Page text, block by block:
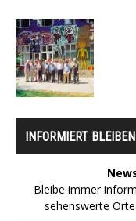
INFORMIERT BLEIBEN
Bleibe immer
sehenswerte